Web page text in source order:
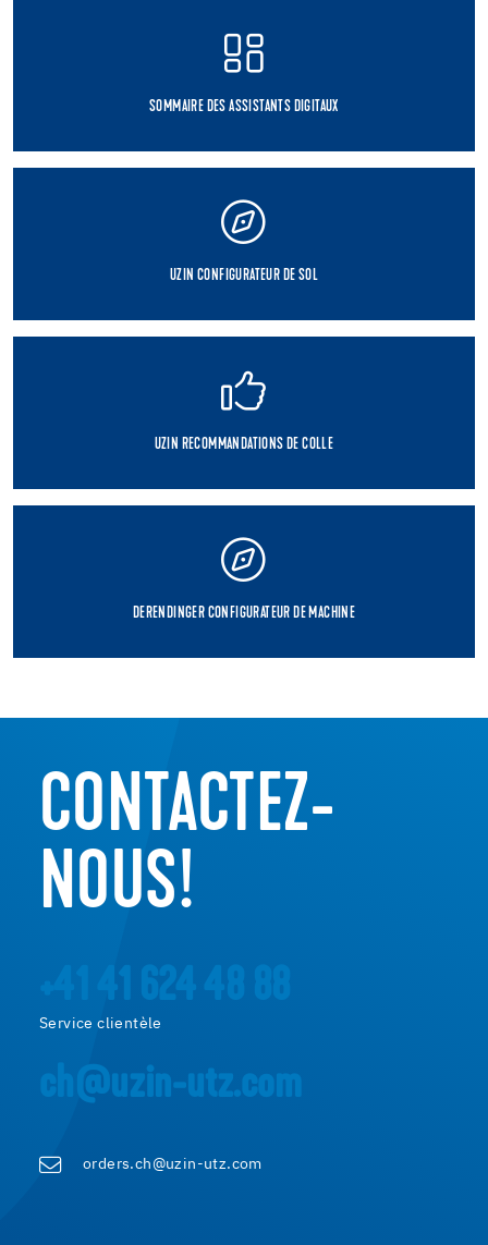
SOMMAIRE DES ASSISTANTS DIGITAUX
UZIN CONFIGURATEUR DE SOL
UZIN RECOMMANDATIONS DE COLLE
DERENDINGER CONFIGURATEUR DE MACHINE
CONTACTEZ-
NOUS!
+41 41 624 48 88
Service clientèle
ch@uzin-utz.com
orders.ch@uzin-utz.com